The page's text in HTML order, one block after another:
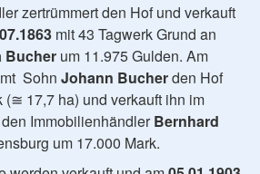
zertrümmert den Hof und verkauft
mit 43 Tagwerk Grund an
Bucher um 11.975 Gulden. Am
Sohn Johann Bucherden Hof
(≅ 17,7 ha) und verkauft ihn im
ImmobilienhändlerBernhard
um 17.000 Mark.